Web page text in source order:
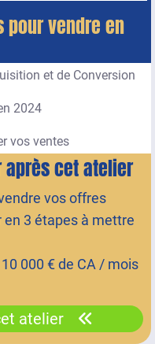
vendre en
et de Conversion
2024
vos ventes
après cet atelier
vos offres
en 3 étapes à mettre
000 € de CA / mois
atelier